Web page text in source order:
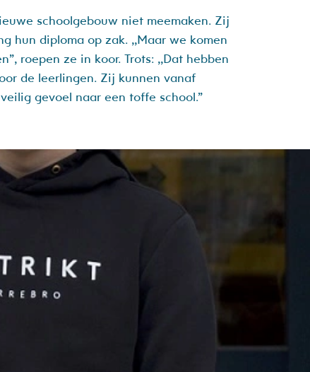
schoolgebouw niet meemaken. Zij
hun diploma op zak. ,,Maar we komen
roepen ze in koor. Trots: ,,Dat hebben
de leerlingen. Zij kunnen vanaf
gevoel naar een toffe school.”